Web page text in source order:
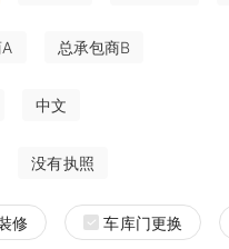
总承包商B
中文
没有执照
修 车库门更换